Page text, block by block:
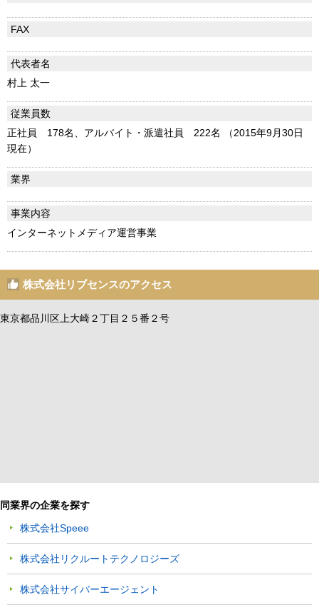
FAX
代表者名
村上 太一
従業員数
正社員 178名、アルバイト・派遣社員 222名 （2015年9月30日
現在）
業界
事業内容
インターネットメディア運営事業
株式会社リブセンスのアクセス
東京都品川区上大崎２丁目２５番２号
同業界の企業を探す
株式会社Speee
株式会社リクルートテクノロジーズ
株式会社サイバーエージェント